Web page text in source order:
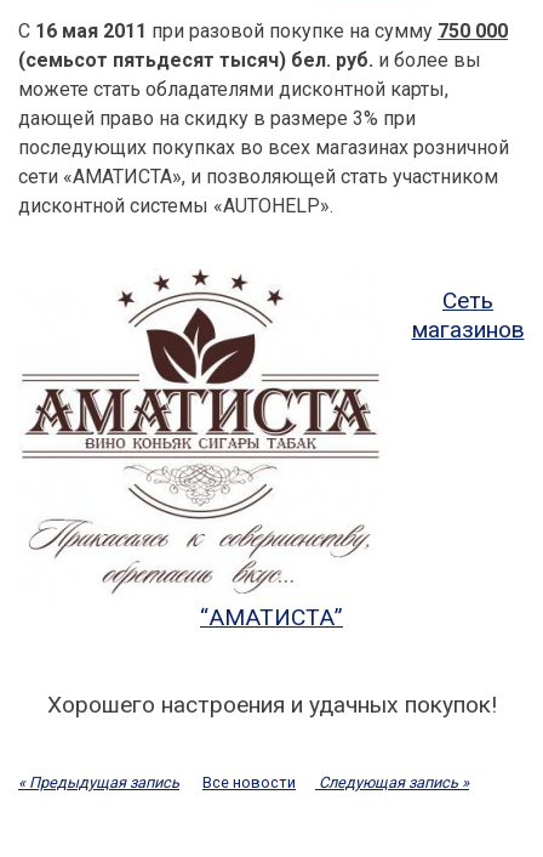
С 16 мая 2011 при разовой покупке на сумму 750 000
(семьсот пятьдесят тысяч) бел. руб. и более вы
можете стать обладателями дисконтной карты,
дающей право на скидку в размере 3% при
последующих покупках во всех магазинах розничной
сети «АМАТИСТА», и позволяющей стать участником
дисконтной системы «AUTOHELP».
Сеть
магазинов
“АМАТИСТА”
Хорошего настроения и удачных покупок!
« Предыдущая запись Все новости Следующая запись »